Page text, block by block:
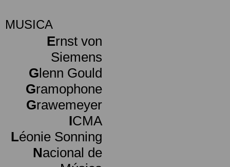
MUSICA
Ernst von
Siemens
Glenn Gould
Gramophone
Grawemeyer
ICMA
Léonie Sonning
Nacional de